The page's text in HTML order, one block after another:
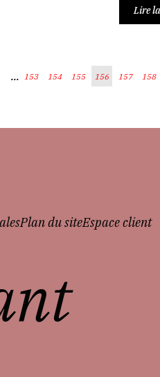
Lire
... 153 154 155 156 157 158
Plan du siteEspace client